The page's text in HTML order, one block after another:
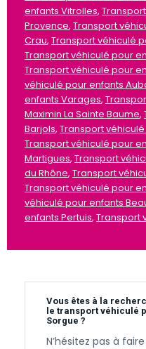
enfants Vitrolles,
Provence, Transport
Crau, Transport véhiculé
Transport véhiculé pour
Transport véhiculé pour
véhiculé pour enfants
enfants Varages,
Maximin La Sainte Baume,
Barjols, Transport
Transport véhiculé pour
Martigues, Transport
du Rhône, Transport
Transport véhiculé pour
véhiculé pour enfants
enfants Pertuis, Transport
Vous êtes à la
le transport véhiculé
Sorgue ?
N’hésitez pas à